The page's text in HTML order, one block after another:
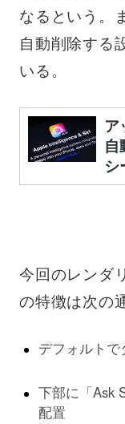
なるという。
自動削除する
いる。
今回のレンダ
の特徴は次の
デフォルト
下部に「Ask
配置